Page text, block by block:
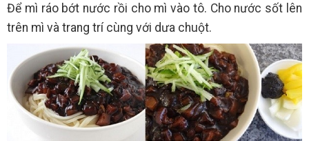
Để mì ráo bớt nước rồi cho mì vào tô. Cho nước sốt lên
trên mì và trang trí cùng với dưa chuột.